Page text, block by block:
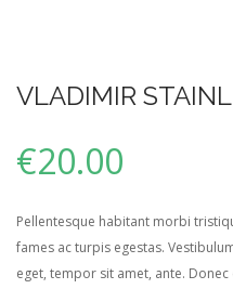
VLADIMIR
€20.00
Pellentesque habitant morbi
fames ac turpis egestas.
eget, tempor sit amet, ante.